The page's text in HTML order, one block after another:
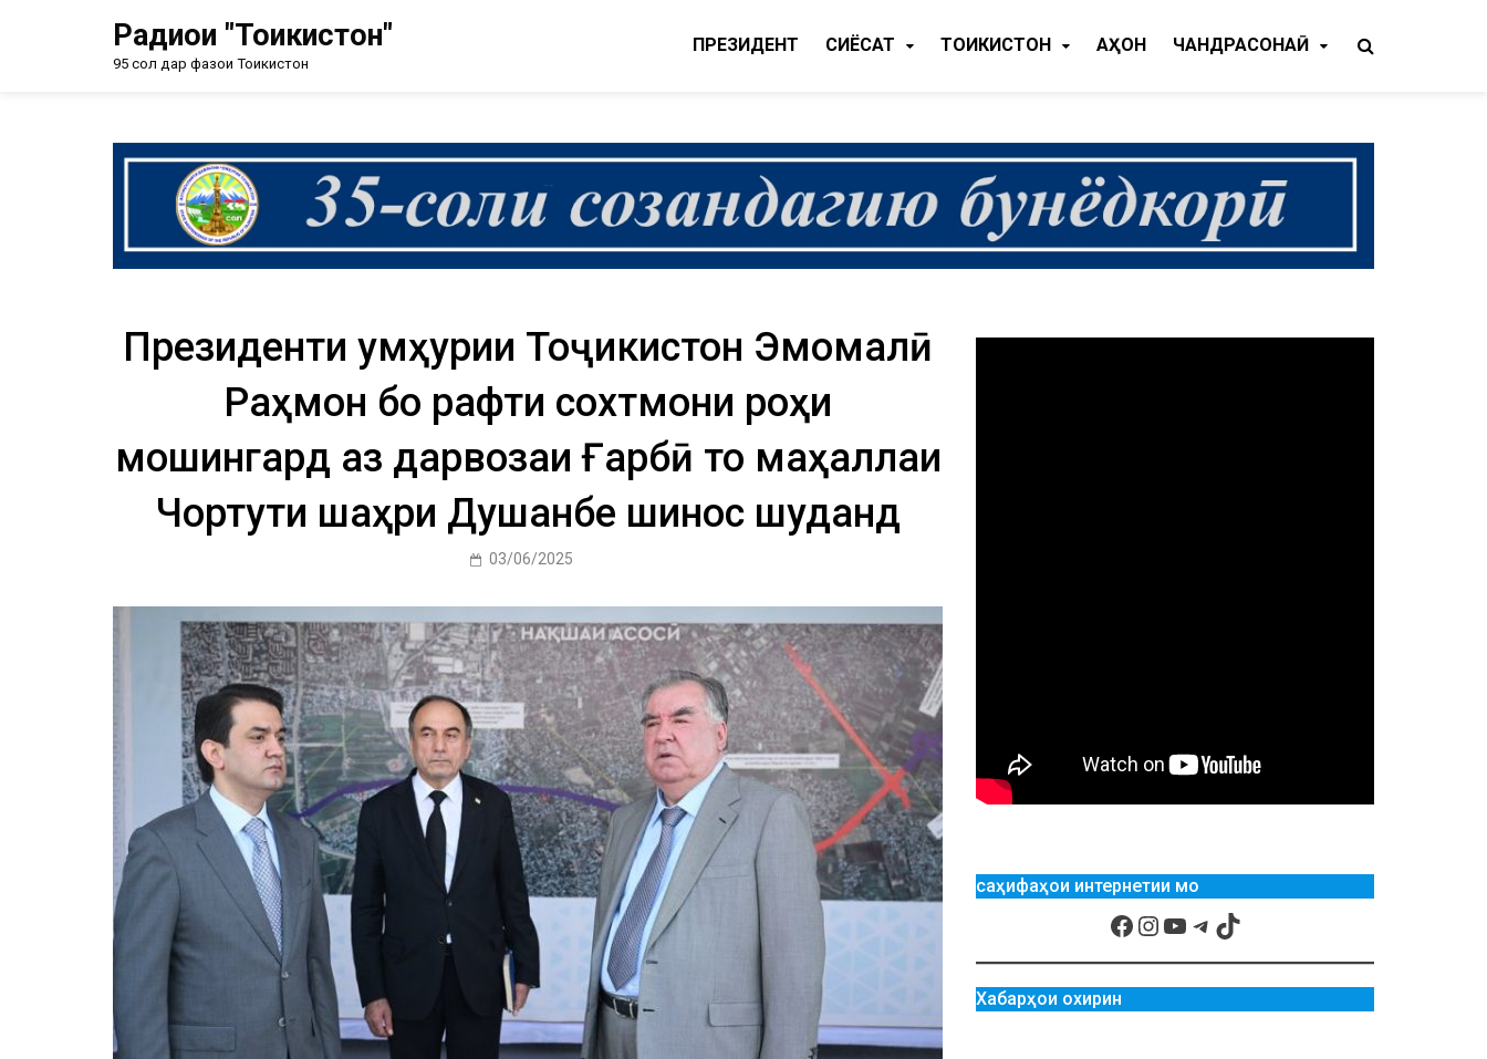
Радиои "Тоҷикистон"
95 сол дар фазои Тоҷикистон
ПРЕЗИДЕНТ CИЁСАТ ТОҶИКИСТОН ҶАҲОН ЧАНДРАСОНАӢ
Президенти Ҷумҳурии Тоҷикистон Эмомалӣ
Раҳмон бо рафти сохтмони роҳи
мошингард аз дарвозаи Ғарбӣ то маҳаллаи
Чортути шаҳри Душанбе шинос шуданд
03/06/2025
саҳифаҳои интернетии мо
Хабарҳои охирин